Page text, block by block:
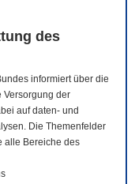
des
informiert über die
der
auf daten- und
Die Themenfelder
alle Bereiche des